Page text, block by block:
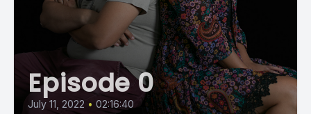
Episode 0
July 11, 2022 • 02:16:40